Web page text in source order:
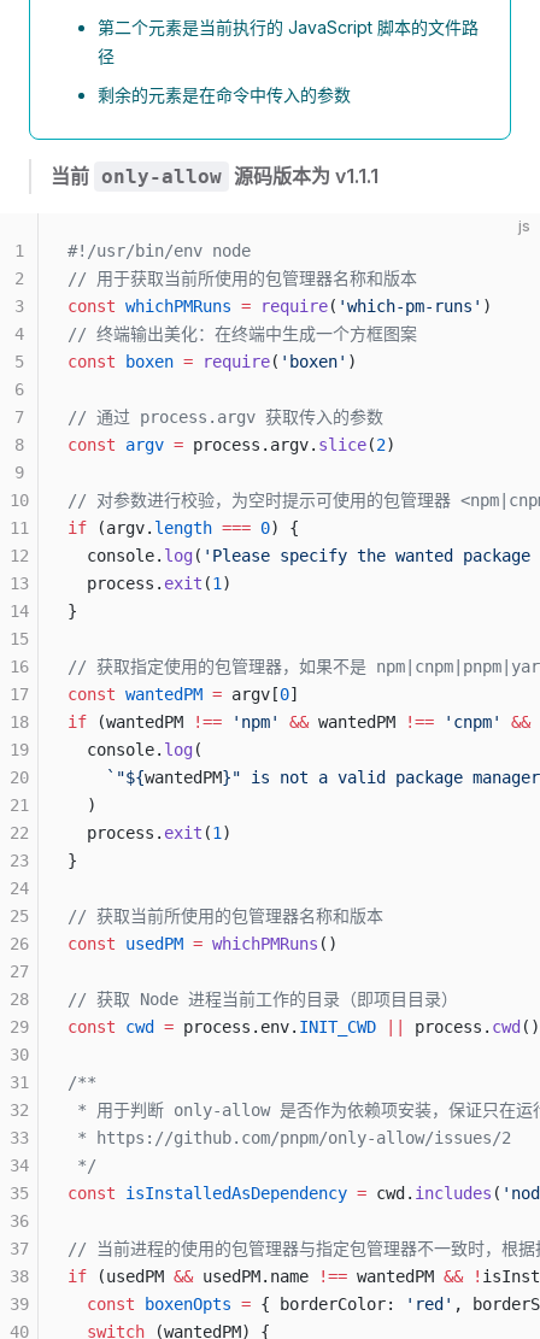
第二个元素是当前执行的 JavaScript 脚本的文件路
径
剩余的元素是在命令中传入的参数
当前 only-allow 源码版本为 v1.1.1
js
#!/usr/bin/env node
// 用于获取当前所使用的包管理器名称和版本
const whichPMRuns = require( 'which-pm-runs' )
// 终端输出美化：在终端中生成一个方框图案
const boxen = require( 'boxen' )
// 通过 process.argv 获取传入的参数
const argv = process.argv. slice(2)
// 对参数进行校验，为空时提示可使用的包管理器
if (argv. length === 0) {
  console.
log( 'Please specify the wanted package
  process.
exit (1 )
}
// 获取指定使用的包管理器，如果不是
const wantedPM = argv[0]
if (wantedPM !== 'npm' && wantedPM !== 'cnpm' &&
  console.
log(
    `"${
wantedPM}" is not a valid package
  )
  process.
exit (1 )
}
// 获取当前所使用的包管理器名称和版本
const usedPM = whichPMRuns ()
// 获取 Node 进程当前工作的目录（即项目目录）
const cwd = process.env. INIT_CWD process. cwd ()
/**
* 用于判断 only-allow 是否作为依赖项安装，保证只在运
* https://github.com/pnpm/only-allow/issues/2
*/
const isInstalledAsDependency = cwd. includes (
// 当前进程的使用的包管理器与指定包管理器不一致时，根
if (usedPM && usedPM.name !== wantedPM && !
  const
boxenOpts = { borderColor: 'red' ,
  switch
(wantedPM) {
1
2
3
4
5
6
7
8
9
10
11
12
13
14
15
16
17
18
19
20
21
22
23
24
25
26
27
28
29
30
31
32
33
34
35
36
37
38
39
40